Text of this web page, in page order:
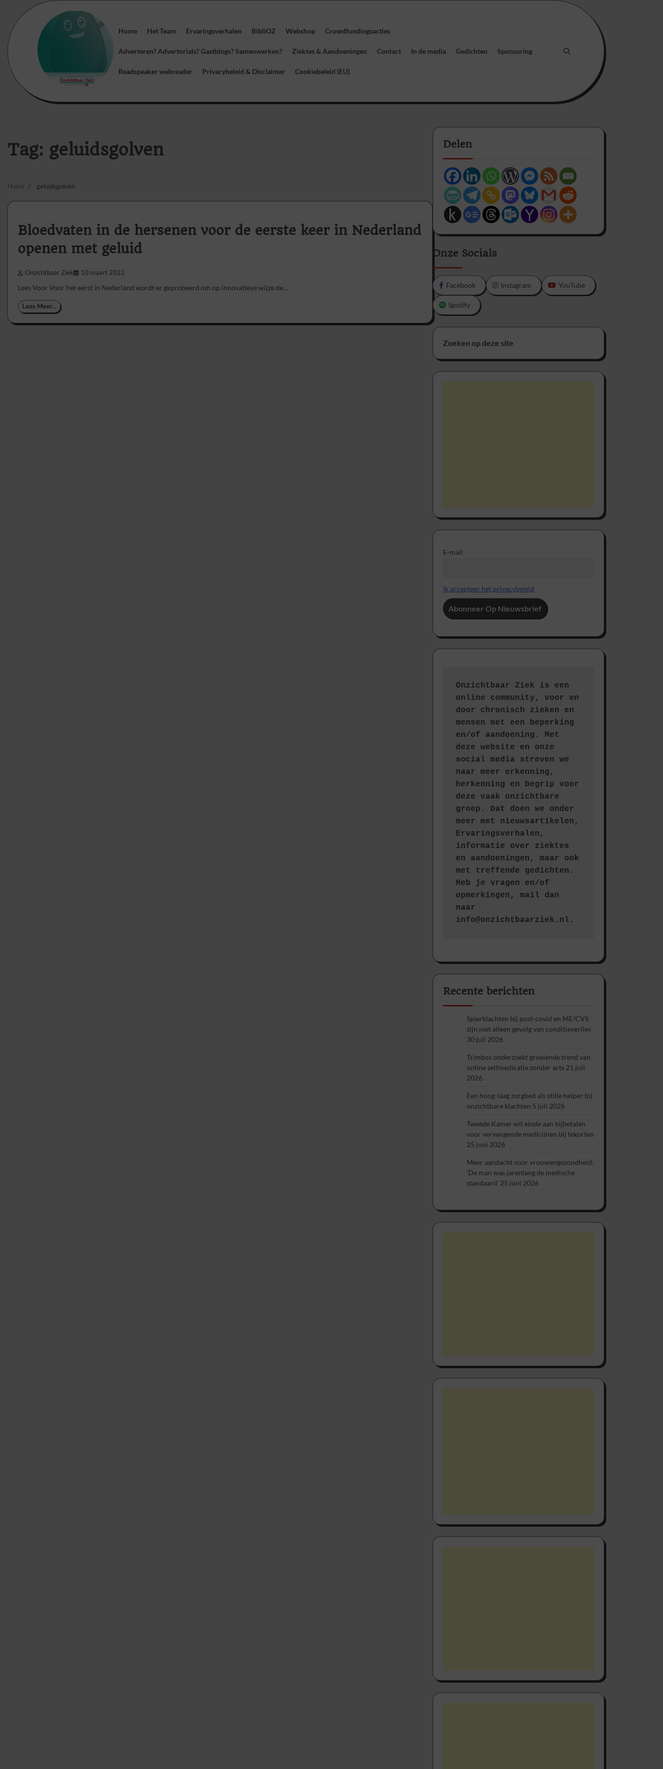
content
Home Het Team Ervaringsverhalen BibliOZ Webshop Crowdfundingsacties
Adverteren? Advertorials? Gastblogs? Samenwerken? Ziektes & Aandoeningen Contact In de media Gedichten Sponsoring
Readspeaker webreader Privacybeleid & Disclaimer Cookiebeleid (EU)
Tag: geluidsgolven
Home geluidsgolven
Bloedvaten in de hersenen voor de eerste keer in Nederland
openen met geluid
Onzichtbaar Ziek 10 maart 2022
Lees Voor Voor het eerst in Nederland wordt er geprobeerd om op innovatieve wijze de…
Lees Meer...
Delen
Onze Socials
Facebook Instagram YouTube
Spotify
Zoeken op deze site
E-mail
Ik accepteer het privacybeleid
Onzichtbaar Ziek is een
online community, voor en
door chronisch zieken en
mensen met een beperking
en/of aandoening. Met
deze website en onze
social media streven we
naar meer erkenning,
herkenning en begrip voor
deze vaak onzichtbare
groep. Dat doen we onder
meer met nieuwsartikelen,
Ervaringsverhalen,
informatie over ziektes
en aandoeningen, maar ook
met treffende gedichten.
Heb je vragen en/of
opmerkingen, mail dan
naar
info@onzichtbaarziek.nl.
Recente berichten
Spierklachten bij post-covid en ME/CVS
zijn niet alleen gevolg van conditieverlies
30 juli 2026
Trimbos onderzoekt groeiende trend van
online zelfmedicatie zonder arts 21 juli
2026
Een hoog-laag zorgbed als stille helper bij
onzichtbare klachten 5 juli 2026
Tweede Kamer wil einde aan bijbetalen
voor vervangende medicijnen bij tekorten
25 juni 2026
Meer aandacht voor vrouwengezondheid:
‘De man was jarenlang de medische
standaard’ 25 juni 2026